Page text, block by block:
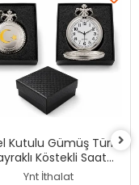
Kutulu Gümüş Türk
Köstekli Saat
Alk5361
Ynt İthalat